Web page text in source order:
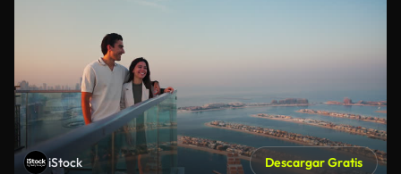
iStock Descargar Gratis